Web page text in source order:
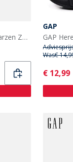
GAP Heren Westport Mid II Laarzen Zwart
GAP
GAP
Was€
Current
€ 12,99